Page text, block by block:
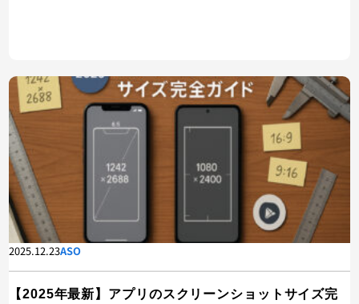
2025.12.23ASO
【2025年最新】アプリのスクリーンショットサイズ完